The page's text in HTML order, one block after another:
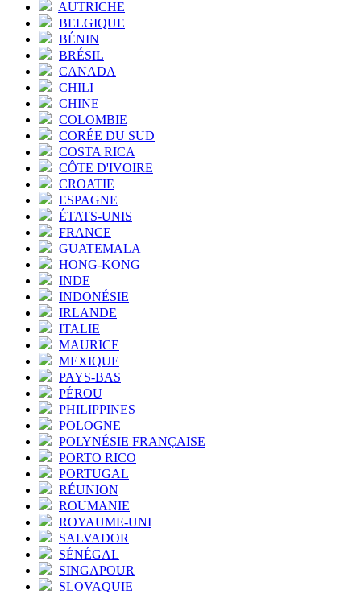
AUTRICHE
BELGIQUE
BÉNIN
BRÉSIL
CANADA
CHILI
CHINE
COLOMBIE
CORÉE DU SUD
COSTA RICA
CÔTE D'IVOIRE
CROATIE
ESPAGNE
ÉTATS-UNIS
FRANCE
GUATEMALA
HONG-KONG
INDE
INDONÉSIE
IRLANDE
ITALIE
MAURICE
MEXIQUE
PAYS-BAS
PÉROU
PHILIPPINES
POLOGNE
POLYNÉSIE FRANÇAISE
PORTO RICO
PORTUGAL
RÉUNION
ROUMANIE
ROYAUME-UNI
SALVADOR
SÉNÉGAL
SINGAPOUR
SLOVAQUIE